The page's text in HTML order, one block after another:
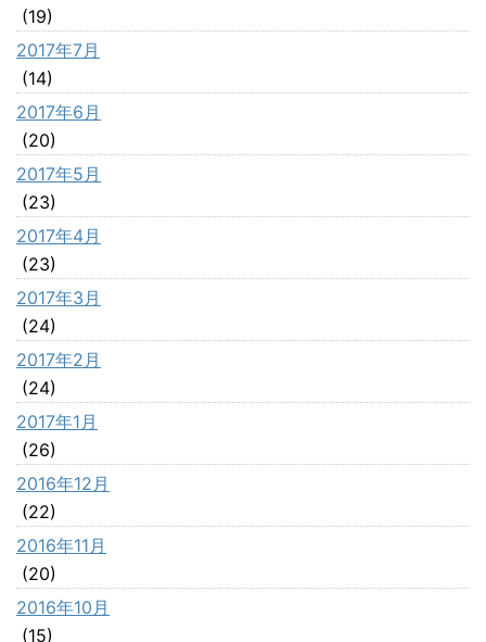
(19)
2017年7月
(14)
2017年6月
(20)
2017年5月
(23)
2017年4月
(23)
2017年3月
(24)
2017年2月
(24)
2017年1月
(26)
2016年12月
(22)
2016年11月
(20)
2016年10月
(15)